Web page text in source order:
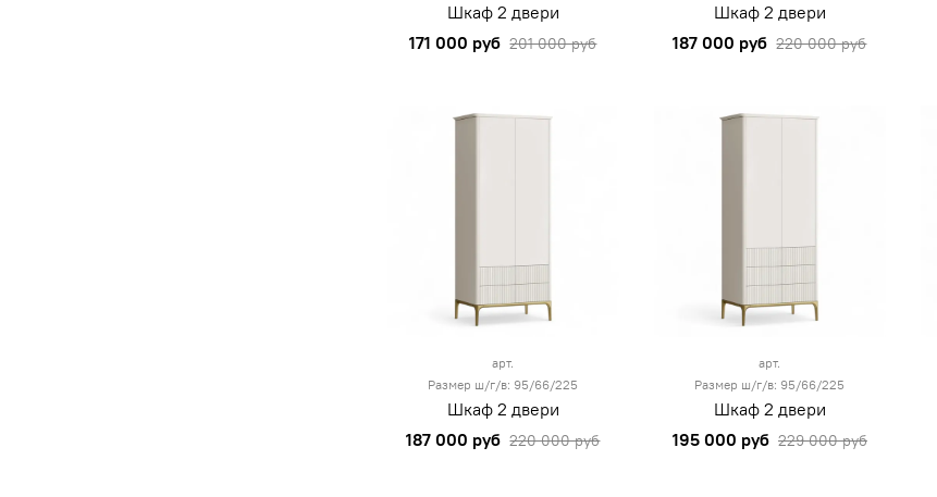
Шкаф 2 двери
171 000 руб 201 000 руб
Шкаф 2 двери
187 000 руб 220 000 руб
арт.
Размер ш/г/в: 95/66/225
Шкаф 2 двери
187 000 руб 220 000 руб
арт.
Размер ш/г/в: 95/66/225
Шкаф 2 двери
195 000 руб 229 000 руб